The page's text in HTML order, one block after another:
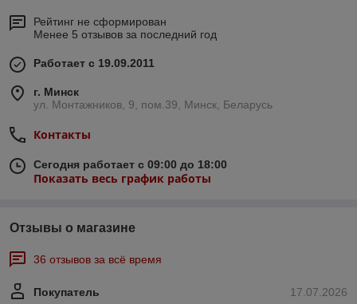
Рейтинг не сформирован
Менее 5 отзывов за последний год
Работает с 19.09.2011
г. Минск
ул. Монтажников, 9, пом.39, Минск, Беларусь
Контакты
Сегодня работает с 09:00 до 18:00
Показать весь график работы
Отзывы о магазине
36 отзывов за всё время
17.07.2026
Покупатель